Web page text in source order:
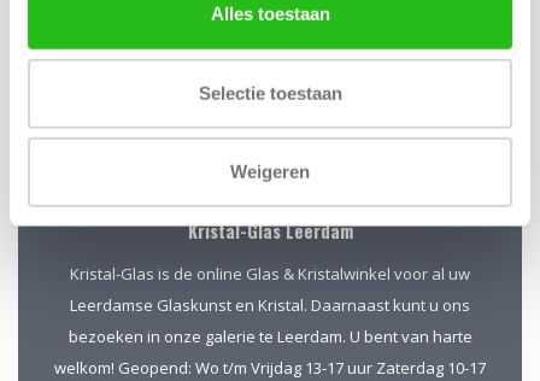
Alles toestaan
Selectie toestaan
Weigeren
Blijf up-to-date en ontvang 10% korting
Abonneer
Kristal-Glas Leerdam
Kristal-Glas is de online Glas & Kristalwinkel voor al uw
Leerdamse Glaskunst en Kristal. Daarnaast kunt u ons
bezoeken in onze galerie te Leerdam. U bent van harte
welkom! Geopend: Wo t/m Vrijdag 13-17 uur Zaterdag 10-17